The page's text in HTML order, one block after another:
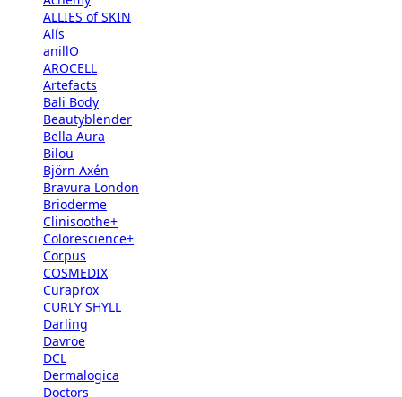
ALLIES of SKIN
Alís
anillO
AROCELL
Artefacts
Bali Body
Beautyblender
Bella Aura
Bilou
Björn Axén
Bravura London
Brioderme
Clinisoothe+
Colorescience+
Corpus
COSMEDIX
Curaprox
CURLY SHYLL
Darling
Davroe
DCL
Dermalogica
Doctors